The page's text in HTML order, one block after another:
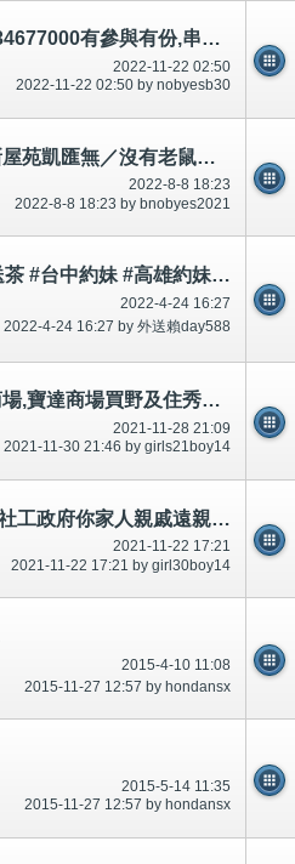
北大嶼山醫院34677273，34677000有參與有份,串通、合謀車禍殺人？論壇/討論區有講有說
2022-11-22 02:50
2022-11-22 02:50 by nobyesb30
觀塘寶佩苑、觀月樺峯、新屋苑凱匯無／沒有老鼠等等？看到／睇到爬上大廈，原來爬上大廈。短片相片。
2022-8-8 18:23
2022-8-8 18:23 by bnobyes2021
+LINE：day588 #台灣外送茶 #台中約妹 #高雄約妹 #台灣叫小姐 #新竹約妹 #台南約妹 #彰化約妹 #台中喝茶 #台北喝茶 #
2022-4-24 16:27
2022-4-24 16:27 by 外送賴day588
急叫市民唔好去秀茂坪大商場,寶達商場買野及住秀茂坪南村,安泰村寶達村申請調遷,好多討論區有講-公開
2021-11-28 21:09
2021-11-30 21:46 by girls21boy14
警察廉署,傳媒,精神科醫科,社工政府你家人親戚遠親大量讀書唔識唔開心自殺死,因為?好多年,好多討論區有講
2021-11-22 17:21
2021-11-22 17:21 by girl30boy14
2015-4-10 11:08
2015-11-27 12:57 by hondansx
2015-5-14 11:35
2015-11-27 12:57 by hondansx